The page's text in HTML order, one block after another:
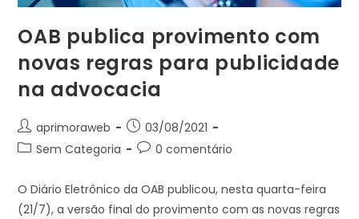
OAB publica provimento com
novas regras para publicidade
na advocacia
Autor
do
aprimoraweb
Post
publicado:
03/08/2021
Categoria
post:
Sem Categoria
Comentários
post:
0 comentário
O Diário Eletrônico da OAB publicou, nesta quarta-feira
(21/7), a versão final do provimento com as novas regras